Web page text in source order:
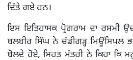
ਦਿੱਤੇ ਗਏ ਹਨ।
ਇਸ ਇਤਿਹਾਸਕ ਪ੍ਰੋਗਰਾਮ ਦਾ ਰਸਮੀ
ਬਲਬੀਰ ਸਿੰਘ ਨੇ ਚੰਡੀਗੜ੍ਹ ਮਿਊਂਸਿਪਲ
ਬੋਲਦੇ ਹੋਏ, ਸਿਹਤ ਮੰਤਰੀ ਨੇ ਕਿਹਾ ਕਿ